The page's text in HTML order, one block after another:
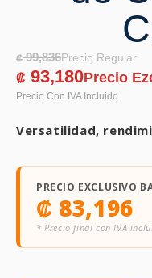
₡99,836
₡ 93,180
Versatilidad,
PRECIO EXCLUSIVO
₡ 83,196
* Precio final con IVA